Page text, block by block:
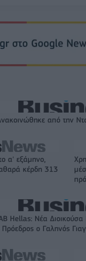
από την
α' εξάμηνο,
κέρδη 313
Hellas: Νέα Διοικούσα
ο Γαληνός